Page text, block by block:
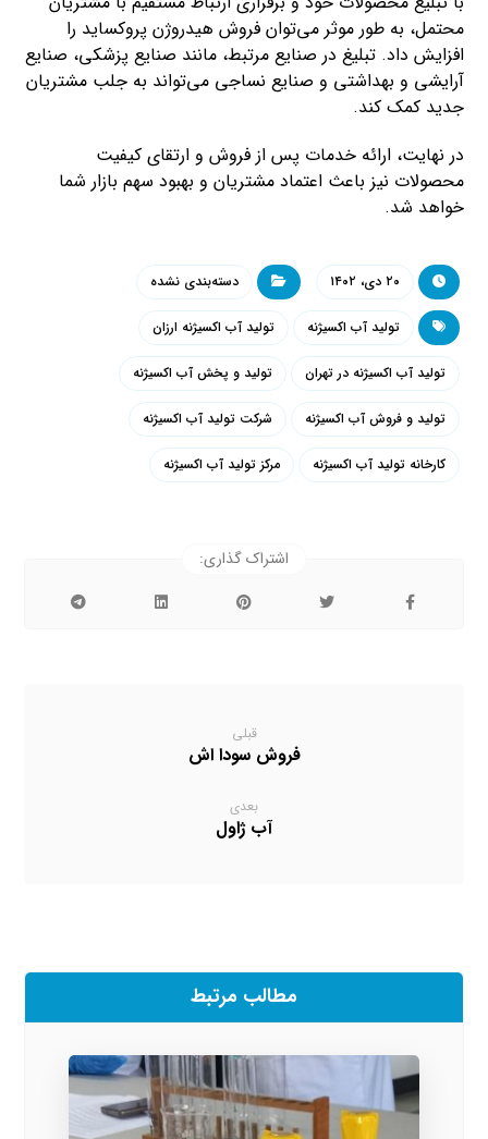
محتمل، به طور موثر می‌توان فروش هیدروژن پروکساید را
افزایش داد. تبلیغ در صنایع مرتبط، مانند صنایع پزشکی، صنایع
آرایشی و بهداشتی و صنایع نساجی می‌تواند به جلب مشتریان
جدید کمک کند.
در نهایت، ارائه خدمات پس از فروش و ارتقای کیفیت
محصولات نیز باعث اعتماد مشتریان و بهبود سهم بازار شما
خواهد شد.
۲۰ دی، ۱۴۰۲ دسته‌بندی نشده
تولید آب اکسیژنه تولید آب اکسیژنه ارزان
تولید آب اکسیژنه در تهران تولید و پخش آب اکسیژنه
تولید و فروش آب اکسیژنه شرکت تولید آب اکسیژنه
کارخانه تولید آب اکسیژنه مرکز تولید آب اکسیژنه
قبلی
فروش سودا اش
بعدی
آب ژاول
مطالب مرتبط